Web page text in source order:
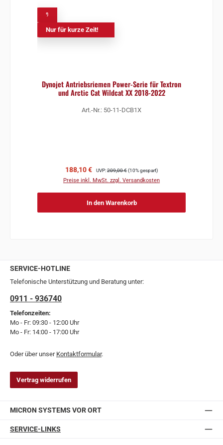
Nur für kurze Zeit!
Dynojet Antriebsriemen Power-Serie für Textron
und Arctic Cat Wildcat XX 2018-2022
Art.-Nr.: 50-11-DCB1X
Verkaufspreis:
188,10 € Regulärer Preis:
UVP:209,00 €(10% gespart)
Preise inkl. MwSt. zzgl. Versandkosten
In den Warenkorb
SERVICE-HOTLINE
Telefonische Unterstützung und Beratung unter:
0911 - 936740
Telefonzeiten:
Mo - Fr: 09:30 - 12:00 Uhr
Mo - Fr: 14:00 - 17:00 Uhr
Oder über unser Kontaktformular.
Vertrag widerrufen
MICRON SYSTEMS VOR ORT
SERVICE-LINKS